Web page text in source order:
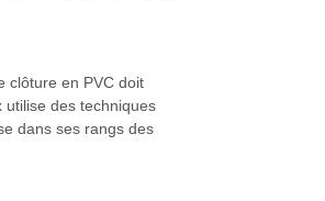
clôture en PVC doit
des techniques
dans ses rangs des